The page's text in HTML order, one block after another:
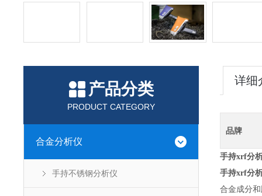
产品分类
PRODUCT CATEGORY
合金分析仪
手持不锈钢分析仪
详细
品牌
手持xrf分
手持xrf分
合金成分